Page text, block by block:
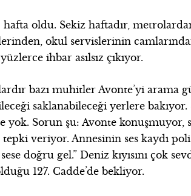
hafta oldu. Sekiz haftadır,
okul servislerinin
ihbar asılsız çıkıyor.
bazı muhitler Avonte’yi arama
saklanabileceği yerlere
yok. Sorun şu: Avonte konuşmuyor,
tepki veriyor. Annesinin ses kaydı
doğru gel.” Deniz kıyısını çok
127. Cadde’de bekliyor.